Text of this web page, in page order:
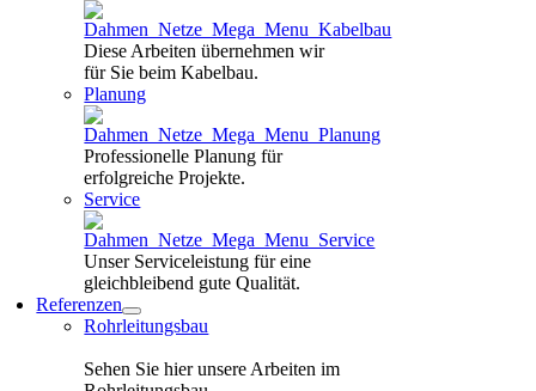
Diese Arbeiten übernehmen wir
für Sie beim Kabelbau.
Planung
Professionelle Planung für
erfolgreiche Projekte.
Service
Unser Serviceleistung für eine
gleichbleibend gute Qualität.
Referenzen
Rohrleitungsbau
Sehen Sie hier unsere Arbeiten im